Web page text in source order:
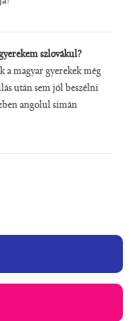
szlovákul?
a magyar gyerekek még
után sem jól beszélni
angolul simán